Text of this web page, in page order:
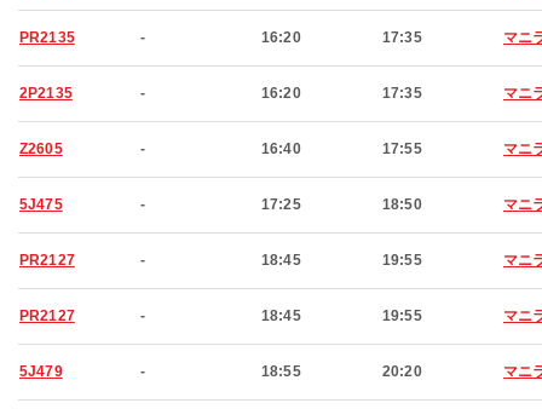
PR2135 - 16:20 17:35 マニ
2P2135 - 16:20 17:35 マニ
Z2605 - 16:40 17:55 マニ
5J475 - 17:25 18:50 マニ
PR2127 - 18:45 19:55 マニ
PR2127 - 18:45 19:55 マニ
5J479 - 18:55 20:20 マニ